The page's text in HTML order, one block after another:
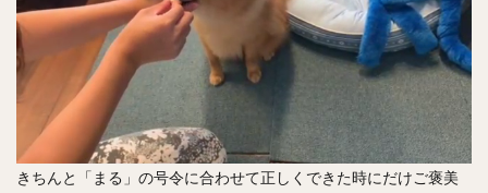
きちんと「まる」の号令に合わせて正しくできた時にだけご褒美